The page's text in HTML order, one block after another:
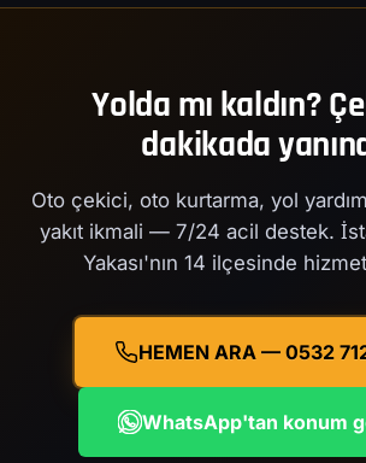
Yolda mı kaldın?
dakikada
Oto çekici, oto kurtarma, yol
yakıt ikmali — 7/24 acil destek.
Yakası'nın 14 ilçesinde
HEMEN ARA — 0532
WhatsApp'tan konum